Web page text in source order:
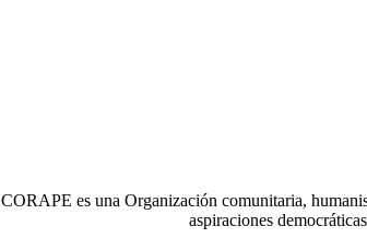
CORAPE es una Organización comunitaria,
aspiraciones